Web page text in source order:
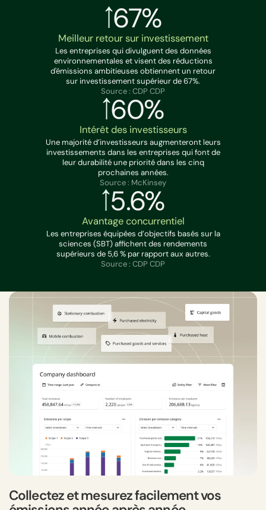
67%
Meilleur retour sur investissement
Les entreprises qui divulguent des données
environnementales et visent des réductions
d'émissions ambitieuses obtiennent un retour
sur investissement supérieur de 67%.
Source : CDP CDP
60%
Intérêt des investisseurs
Une majorité d’investisseurs augmenteront leurs
investissements dans les entreprises qui font de
leur durabilité une priorité dans les cinq
prochaines années.
Source : McKinsey
5.6%
Avantage concurrentiel
Les entreprises équipées d’objectifs basés sur la
sciences (SBT) affichent des rendements
supérieurs de 5,6 % par rapport aux autres.
Source : CDP CDP
Collectez et mesurez facilement vos